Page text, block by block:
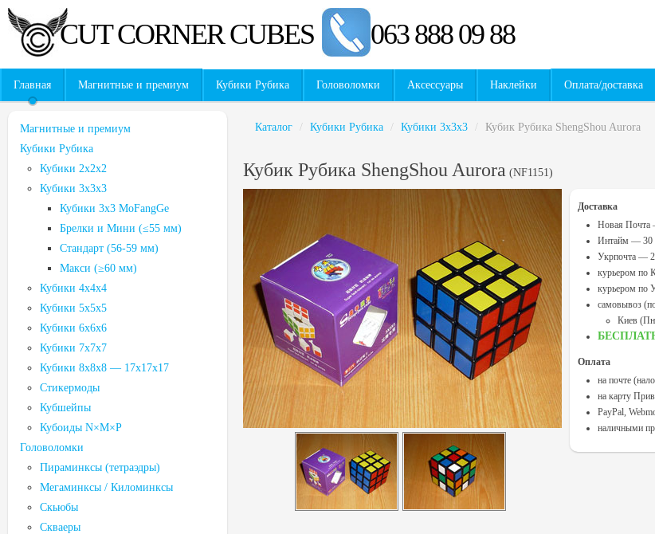
CUT CORNER CUBES 063 888 09 88
Главная Магнитные и премиум Кубики Рубика Головоломки Аксессуары Наклейки Оплата/доставка
Магнитные и премиум
Кубики Рубика
Кубики 2x2x2
Кубики 3х3х3
Кубики 3х3 MoFangGe
Брелки и Мини (≤55 мм)
Стандарт (56-59 мм)
Макси (≥60 мм)
Кубики 4x4x4
Кубики 5х5х5
Кубики 6х6х6
Кубики 7х7х7
Кубики 8х8х8 — 17х17х17
Стикермоды
Кубшейпы
Кубоиды N×M×P
Головоломки
Пираминксы (тетраэдры)
Мегаминксы / Киломинксы
Скьюбы
Скваеры
Каталог / Кубики Рубика / Кубики 3х3х3 / Кубик Рубика ShengShou Aurora
Кубик Рубика ShengShou Aurora (NF1151)
Доставка
Новая Почта
Интайм — 30
Укрпочта —
курьером по
курьером по
самовывоз
Киев
Оплата
на почте
на карту
PayPal,
наличными